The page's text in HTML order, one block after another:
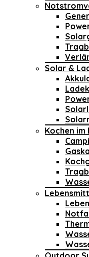
Solar &
Kochen